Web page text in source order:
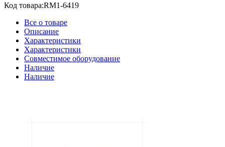
Код товара:RM1-6419
Все о товаре
Описание
Характеристики
Характеристики
Совместимое оборудование
Наличие
Наличие